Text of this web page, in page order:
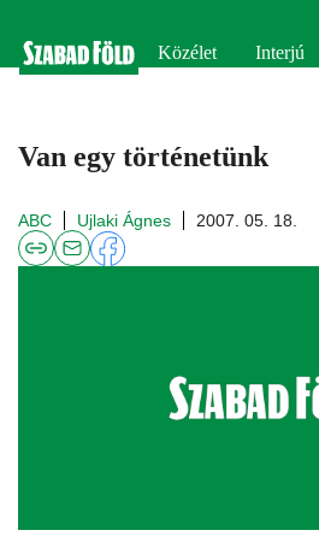
Közélet Interjú
Van egy történetünk
ABC Ujlaki Ágnes 2007. 05. 18.